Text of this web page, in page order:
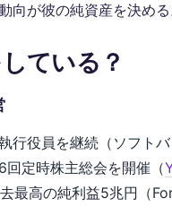
向が彼の純資産を決め
ている？
行役員を継続（ソフト
定時株主総会を開催（
最高の純利益5兆円（